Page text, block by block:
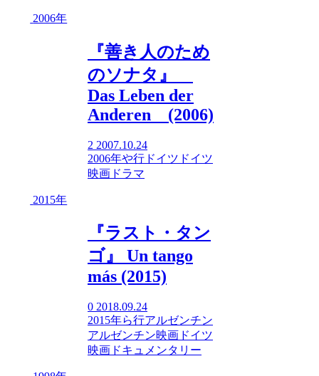
2006年
『善き人のため
のソナタ』
Das Leben der
Anderen (2006)
2 2007.10.24
2006年や行 ドイツ ドイツ
映画 ドラマ
2015年
『ラスト・タン
ゴ』 Un tango
más (2015)
0 2018.09.24
2015年ら行アルゼンチン
アルゼンチン映画 ドイツ
映画 ドキュメンタリー